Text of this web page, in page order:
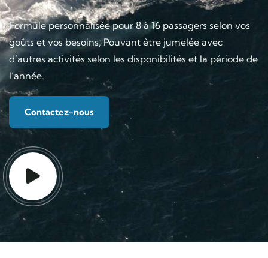
Formule personnalisée pour 8 à 16 passagers selon vos
goûts et vos besoins, Pouvant être jumelée avec
d’autres activités selon les disponibilités et la période de
l’année.
Contactez-nous